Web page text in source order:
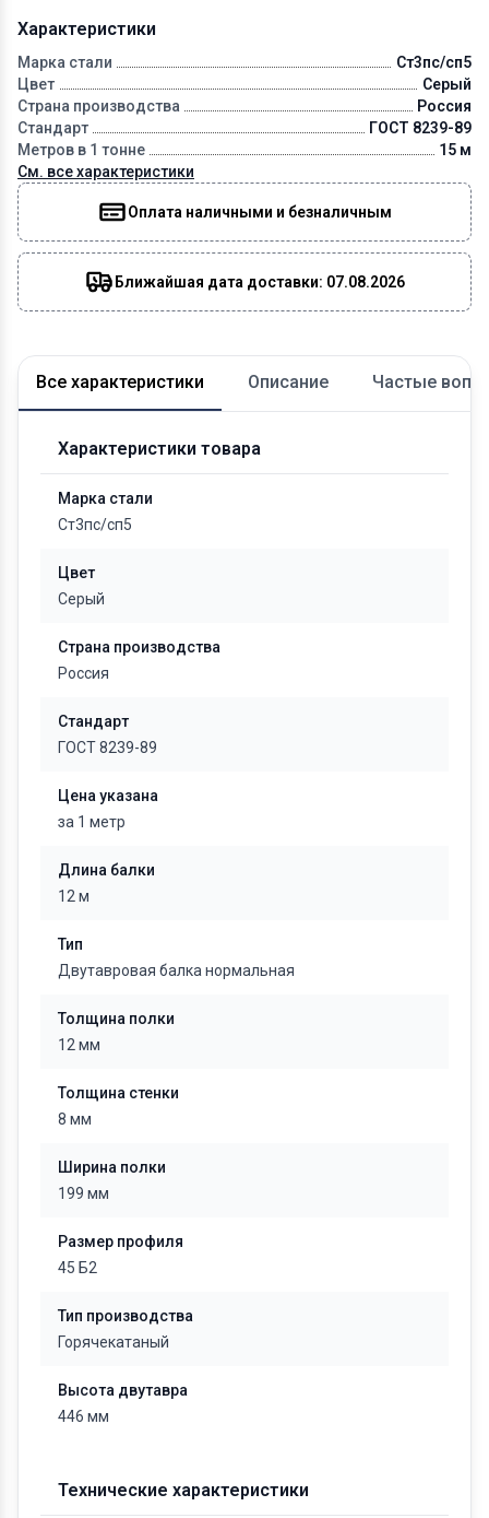
Характеристики
Марка стали
Ст3пс/сп5
Цвет
Серый
Страна производства
Россия
Стандарт
ГОСТ 8239-89
Метров в 1 тонне
15 м
См. все характеристики
Оплата наличными и безналичным
Ближайшая дата доставки: 07.08.2026
Все характеристики Описание Частые
Характеристики товара
Марка стали
Ст3пс/сп5
Цвет
Серый
Страна производства
Россия
Стандарт
ГОСТ 8239-89
Цена указана
за 1 метр
Длина балки
12 м
Тип
Двутавровая балка нормальная
Толщина полки
12 мм
Толщина стенки
8 мм
Ширина полки
199 мм
Размер профиля
45 Б2
Тип производства
Горячекатаный
Высота двутавра
446 мм
Технические характеристики